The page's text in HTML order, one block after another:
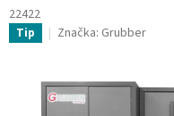
22422
Tip Značka: Grubber